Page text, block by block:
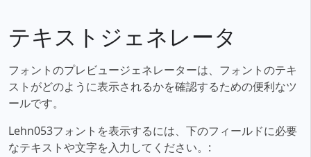
テキストジェネレータ
フォントのプレビュージェネレーターは、フォントのテキ
ストがどのように表示されるかを確認するための便利なツ
ールです。
Lehn053フォントを表示するには、下のフィールドに必要
なテキストや文字を入力してください。: